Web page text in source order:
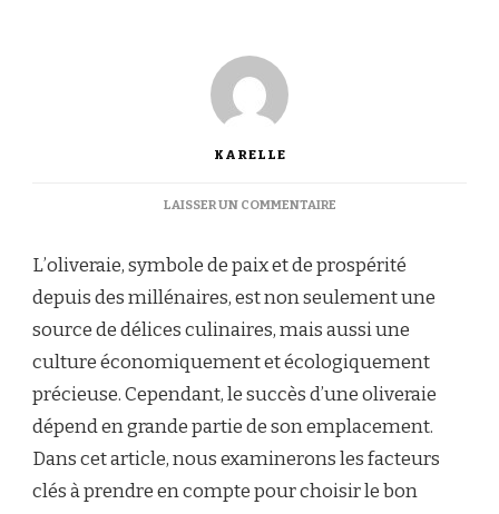
KARELLE
LAISSER UN COMMENTAIRESUR
LE
BON
POUR
UNE
OLIVERAIE
PROSPÈRE
L’oliveraie, symbole de paix et de prospérité
depuis des millénaires, est non seulement une
source de délices culinaires, mais aussi une
culture économiquement et écologiquement
précieuse. Cependant, le succès d’une oliveraie
dépend en grande partie de son emplacement.
Dans cet article, nous examinerons les facteurs
clés à prendre en compte pour choisir le bon